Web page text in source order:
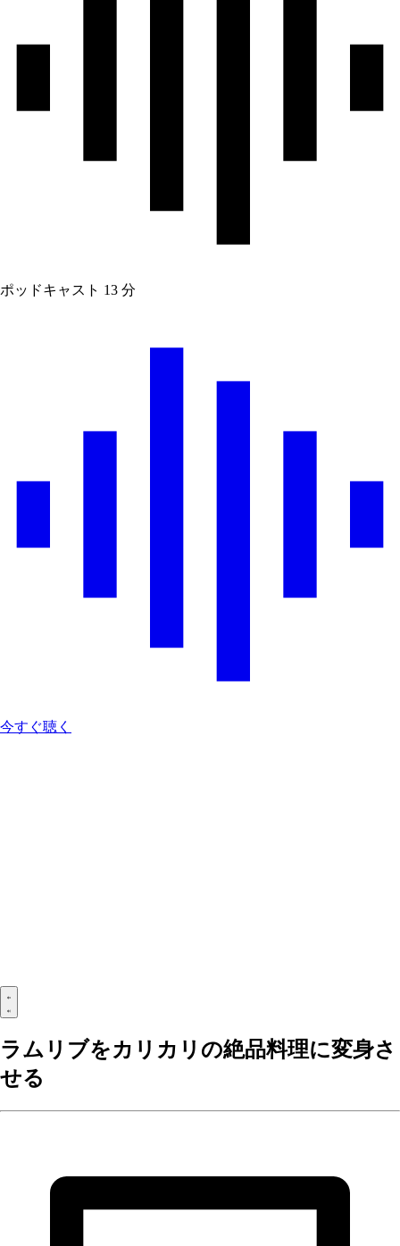
ポッドキャスト 13 分
今すぐ聴く
ラムリブをカリカリの絶品料理に変身さ
せる